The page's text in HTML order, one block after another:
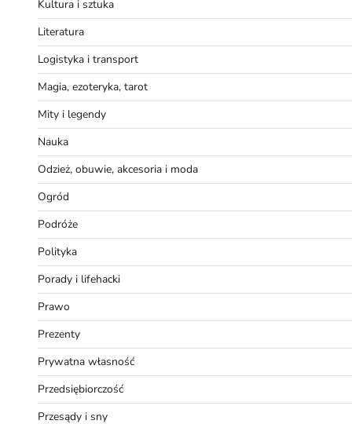
Kultura i sztuka
Literatura
Logistyka i transport
Magia, ezoteryka, tarot
Mity i legendy
Nauka
Odzież, obuwie, akcesoria i moda
Ogród
Podróże
Polityka
Porady i lifehacki
Prawo
Prezenty
Prywatna własność
Przedsiębiorczość
Przesądy i sny